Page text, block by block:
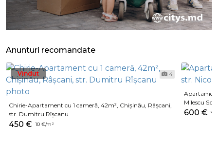
Anunturi recomandate
4
Vindut
Chirie-Apartament cu 1 cameră, 42m², Chișinău, Râșcani,
str. Dumitru Rîșcanu
450 € 10 €/m²
Milescu
600 € 9